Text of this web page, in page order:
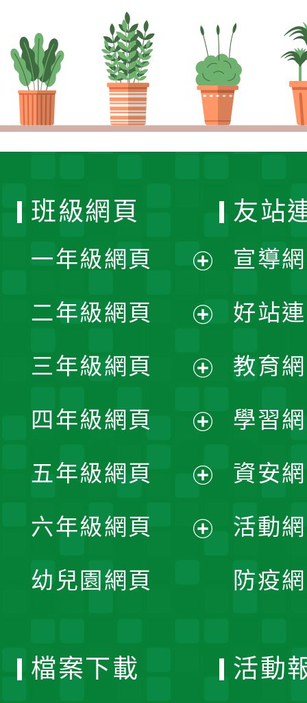
班級網頁
一年級網頁
開
選
單
二年級網頁
開
選
單
三年級網頁
開
選
單
四年級網頁
開
選
五年級網頁
開
六年級網頁
幼兒園網頁
友站
宣導
好站
教育
學習
資安
活動
防疫
檔案下載 活動